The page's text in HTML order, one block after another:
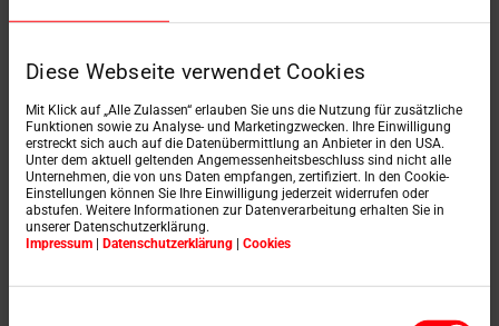
Diese Webseite verwendet Cookies
Mit Klick auf „Alle Zulassen“ erlauben Sie uns die Nutzung für zusätzliche
Funktionen sowie zu Analyse- und Marketingzwecken. Ihre Einwilligung
erstreckt sich auch auf die Datenübermittlung an Anbieter in den USA.
Unter dem aktuell geltenden Angemessenheitsbeschluss sind nicht alle
Unternehmen, die von uns Daten empfangen, zertifiziert. In den Cookie-
Einstellungen können Sie Ihre Einwilligung jederzeit widerrufen oder
abstufen. Weitere Informationen zur Datenverarbeitung erhalten Sie in
unserer Datenschutzerklärung.
Impressum | Datenschutzerklärung | Cookies
Reference - co říkají
naši zákazníci